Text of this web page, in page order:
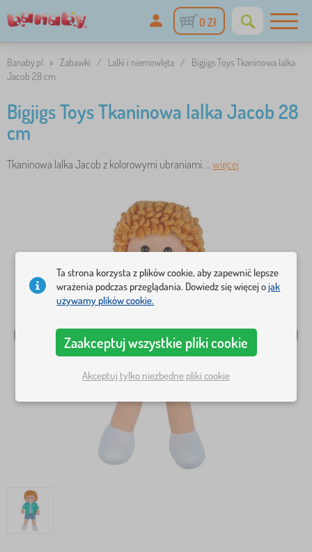
0 Zł
Banaby.pl » Zabawki / Lalki i niemowlęta /
Bigjigs Toys Tkaninowa lalka
Jacob 28 cm
Bigjigs Toys Tkaninowa lalka Jacob 28
cm
Tkaninowa lalka Jacob z kolorowymi ubraniami. .. więcej
Ta strona korzysta z plików cookie, aby zapewnić lepsze
wrażenia podczas przeglądania. Dowiedz się więcej ojak
używamy plików cookie.
Zaakceptuj wszystkie pliki cookie
Akceptuj tylko niezbędne pliki cookie